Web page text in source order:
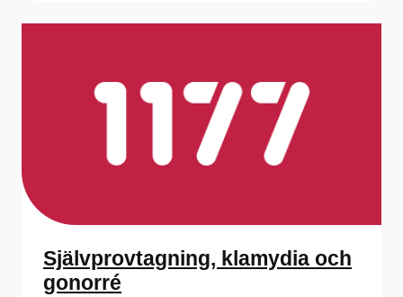
Självprovtagning, klamydia och
gonorré